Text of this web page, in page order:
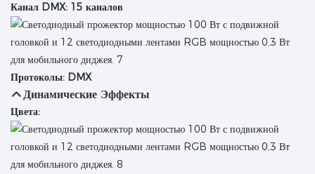
Канал DMX: 15 каналов
Протоколы: DMX
Динамические Эффекты
Цвета: